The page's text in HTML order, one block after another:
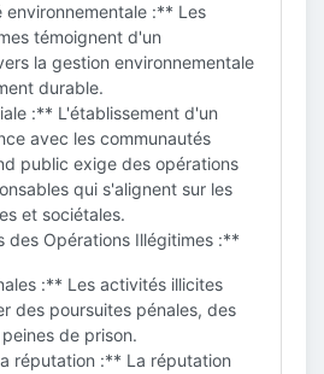
environnementale :** Les
témoignent d'un
la gestion environnementale
durable.
:** L'établissement d'un
avec les communautés
public exige des opérations
qui s'alignent sur les
et sociétales.
des Opérations Illégitimes :**
:** Les activités illicites
des poursuites pénales, des
de prison.
réputation :** La réputation